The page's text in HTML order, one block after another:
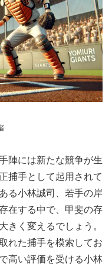
陣には新たな競争が生
捕手として起用されて
る小林誠司、若手の岸
在する中で、甲斐の存
きく変えるでしょう。
れた捕手を模索してお
高い評価を受ける小林